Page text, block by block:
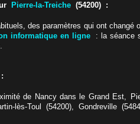
Pierre-la-Treiche (54200) :
des paramètres qui ont changé
informatique en ligne : la séance
de Nancy dans le Grand Est,
lès-Toul (54200), Gondreville